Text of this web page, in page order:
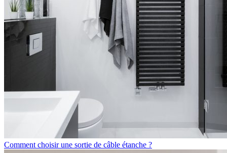
Comment choisir une sortie de câble étanche ?